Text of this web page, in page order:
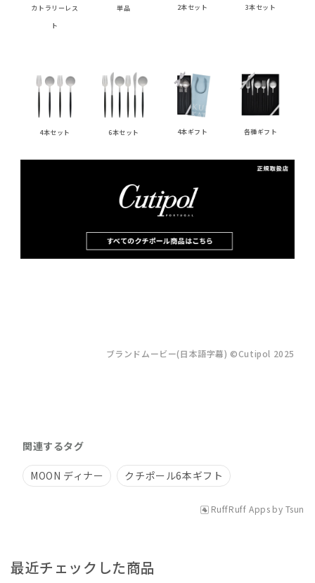
カトラリーレス
ト
単品 2本セット 3本セット
4本セット 6本セット 4本ギフト 各種ギフト
ブランドムービー(日本語字幕) ©Cutipol 2025
関連するタグ
MOON ディナー クチポール6本ギフト
RuffRuff Apps by Tsun
最近チェックした商品